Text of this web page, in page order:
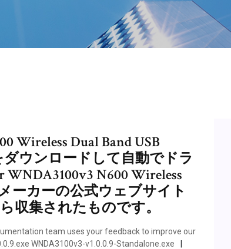
Wireless Dual Band USB
ウンロードして自動でドラ
N600 Wireless
ーカーの公式ウェブサイト
収集されたものです。
team uses your feedback to improve our
WNDA3100v3-v1.0.0.9-Standalone.exe